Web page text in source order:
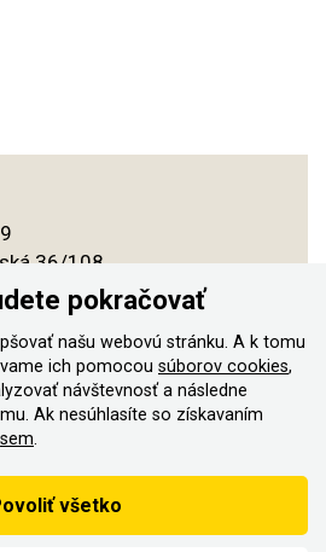
36/108
901
Brno. Všetky práva
je predávajúci povinný vystaviť
pokračovať
našu webovú stránku. A k tomu
ich pomocou súborov cookies,
návštevnosť a následne
Ak nesúhlasíte so získavaním
sem.
všetko